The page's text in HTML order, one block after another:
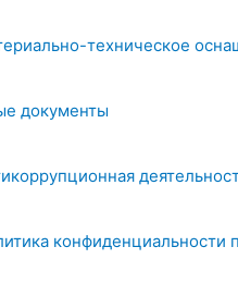
техническое
документы
конфиденциальности